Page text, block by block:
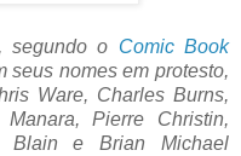
segundo o Comic Book
seus nomes em protesto,
Ware, Charles Burns,
Pierre Christin,
Blain e Brian Michael